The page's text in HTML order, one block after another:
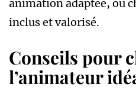
animation adaptée, où
inclus et valorisé.
Conseils pour
l’animateur